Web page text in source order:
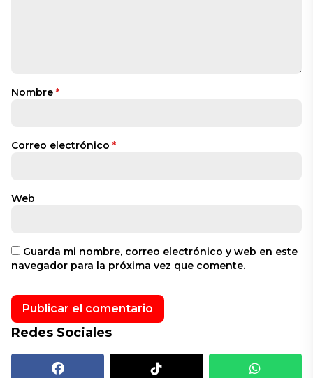
Nombre *
Correo electrónico *
Web
Guarda mi nombre, correo electrónico y web en este
navegador para la próxima vez que comente.
Redes Sociales